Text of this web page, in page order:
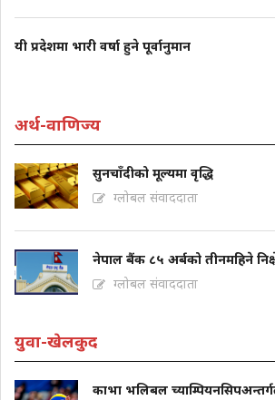
यी प्रदेशमा भारी वर्षा हुने पूर्वानुमान
अर्थ-वाणिज्य
सुनचाँदीको मूल्यमा वृद्धि
ग्लोबल संवाददाता
नेपाल बैंक ८५ अर्बको तीनमहिने
ग्लोबल संवाददाता
युवा-खेलकुद
काभा भलिबल